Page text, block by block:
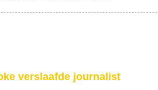
verslaafde journalist